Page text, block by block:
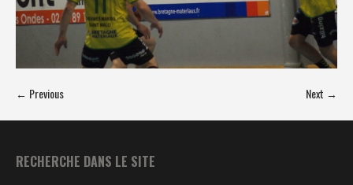
← Previous Next →
RECHERCHE DANS LE SITE